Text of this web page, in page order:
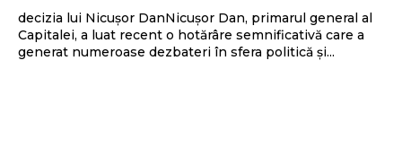
decizia lui Nicușor DanNicușor Dan, primarul general al
Capitalei, a luat recent o hotărâre semnificativă care a
generat numeroase dezbateri în sfera politică și...